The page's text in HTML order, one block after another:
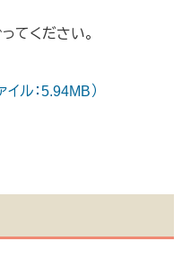
てください。
ル：5.94MB）